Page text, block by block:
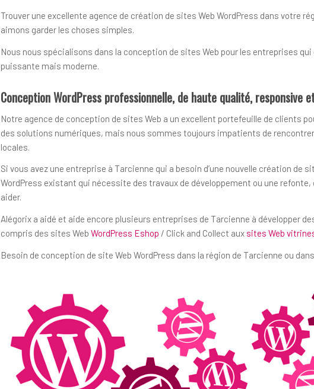
Trouver une excellente agence de création de sites Web WordPress dans votre
aimons garder les choses simples.
Nous nous spécialisons dans la conception de sites Web pour les entreprises
puissante mais moderne.
Conception WordPress professionnelle, de haute qualité,
Notre agence de conception de sites Web a un excellent portefeuille de clients
des solutions numériques, mais nous sommes toujours impatients de
locales.
Si vous avez une entreprise à Tarcienne qui a besoin d’une nouvelle création de
WordPress existant qui nécessite des travaux de développement ou une
aider.
Alégorix a aidé et aide encore plusieurs entreprises de Tarcienne à développer
compris des sites Web WordPress Eshop / Click and Collect aux sites Web
Besoin de conception de site Web WordPress dans la région de Tarcienne ou